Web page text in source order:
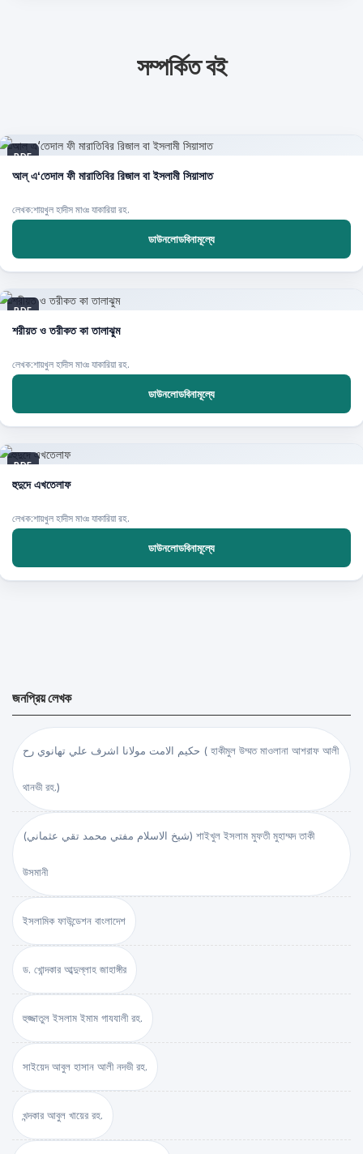
সম্পর্কিত বই
PDF
আল্ এ‘তেদাল ফী মারাতিবির রিজাল বা ইসলামী সিয়াসাত
লেখক:শায়খুল হাদীস মাওঃ যাকারিয়া রহ.
ডাউনলোডবিনামূল্যে
PDF
শরীয়ত ও তরীকত কা তালাঝুম
লেখক:শায়খুল হাদীস মাওঃ যাকারিয়া রহ.
ডাউনলোডবিনামূল্যে
PDF
হুদুদে এখতেলাফ
লেখক:শায়খুল হাদীস মাওঃ যাকারিয়া রহ.
ডাউনলোডবিনামূল্যে
জনপ্রিয় লেখক
حكيم الامت مولانا اشرف علي تهانوي رح ( হাকীমুল উম্মত মাওলানা আশরাফ আলী
থানভী রহ.)
(شيخ الاسلام مفتي محمد تقي عثماني) শাইখুল ইসলাম মুফতী মুহাম্মদ তাকী
উসমানী
ইসলামিক ফাউন্ডেশন বাংলাদেশ
ড. খোন্দকার আব্দুল্লাহ জাহাঙ্গীর
হুজ্জাতুল ইসলাম ইমাম গাযযালী রহ.
সাইয়েদ আবুল হাসান আলী নদভী রহ.
খন্দকার আবুল খায়ের রহ.